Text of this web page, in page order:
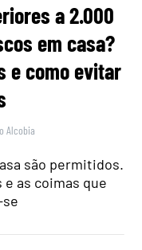
a 2.000
em casa?
e como evitar
Alcobia
são permitidos.
as coimas que